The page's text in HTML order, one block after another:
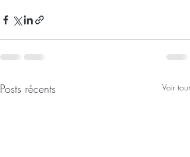
Posts récents Voir tout